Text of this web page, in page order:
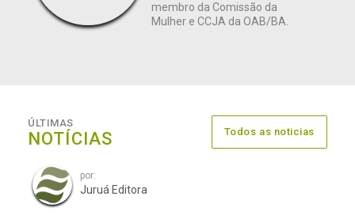
membro da Comissão da
Mulher e CCJA da OAB/BA.
ÚLTIMAS
NOTÍCIAS Todos as noticias
por:
Juruá Editora